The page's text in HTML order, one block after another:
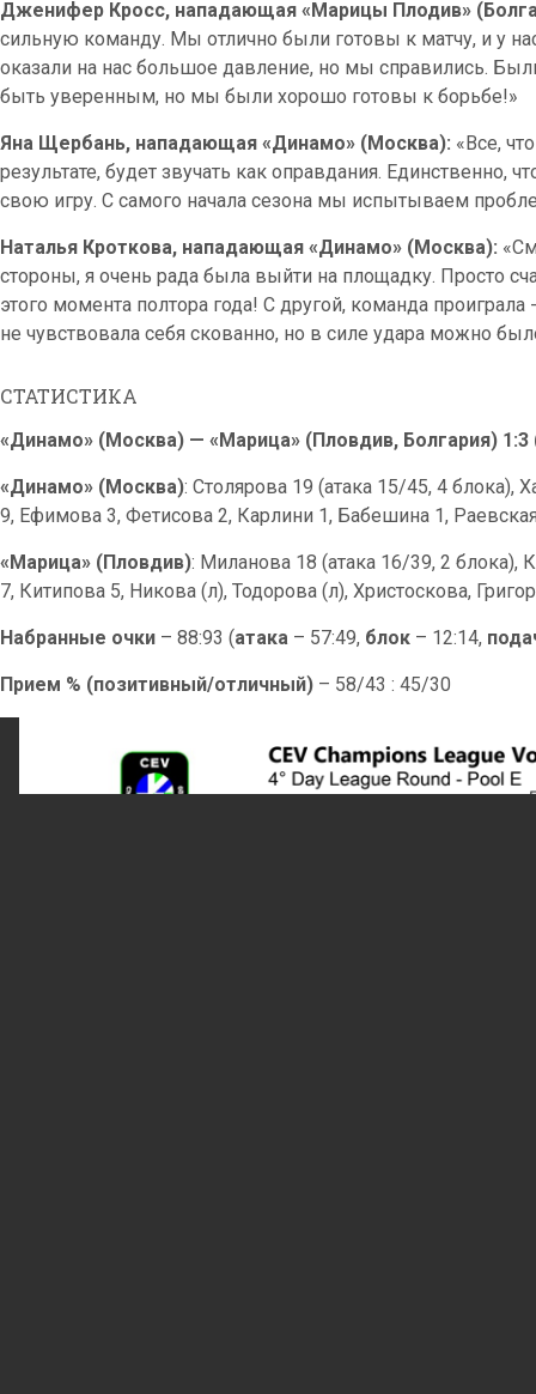
Дженифер Кросс, нападающая «Марицы Плодив»
сильную команду. Мы отлично были готовы к матчу, и у
оказали на нас большое давление, но мы справились.
быть уверенным, но мы были хорошо готовы к борьбе!»
Яна Щербань, нападающая «Динамо» (Москва): «Все,
результате, будет звучать как оправдания. Единственно,
свою игру. С самого начала сезона мы испытываем
Наталья Кроткова, нападающая «Динамо» (Москва):
стороны, я очень рада была выйти на площадку. Просто
этого момента полтора года! С другой, команда проиграла
не чувствовала себя скованно, но в силе удара можно
СТАТИСТИКА
«Динамо» (Москва) — «Марица» (Пловдив, Болгария) 1:3
«Динамо» (Москва): Столярова 19 (атака 15/45, 4 блока),
9, Ефимова 3, Фетисова 2, Карлини 1, Бабешина 1,
«Марица» (Пловдив): Миланова 18 (атака 16/39, 2 блока),
7, Китипова 5, Никова (л), Тодорова (л), Христоскова,
Набранные очки – 88:93 (атака – 57:49, блок – 12:14,
Прием % (позитивный/отличный) – 58/43 : 45/30